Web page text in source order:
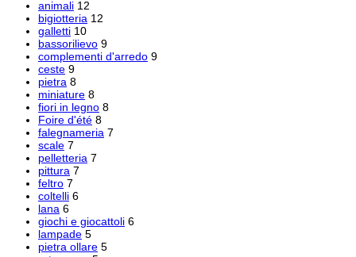
animali 12
bigiotteria 12
galletti 10
bassorilievo 9
complementi d'arredo 9
ceste 9
pietra 8
miniature 8
fiori in legno 8
Foire d'été 8
falegnameria 7
scale 7
pelletteria 7
pittura 7
feltro 7
coltelli 6
lana 6
giochi e giocattoli 6
lampade 5
pietra ollare 5